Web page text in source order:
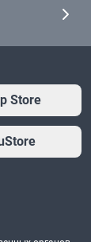
Store